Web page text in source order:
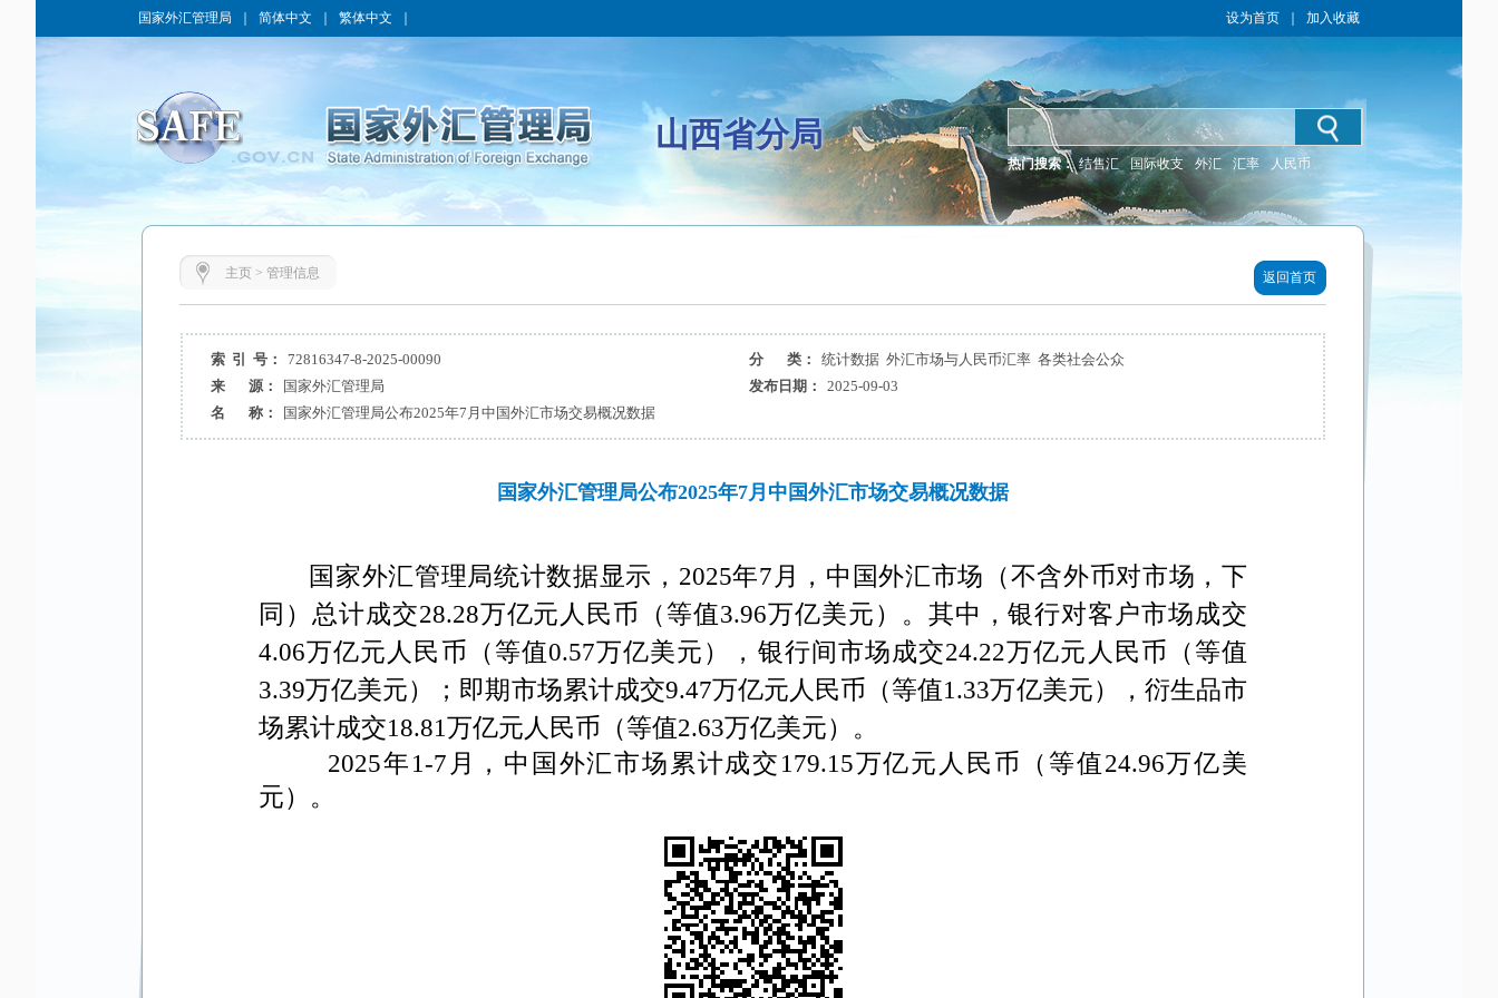
国家外汇管理局 简体中文 繁体中文 设为首页 加入收藏
山西省分局
热门搜索： 结售汇 国际收支 外汇 汇率 人民币
主页> 管理信息 返回首页
索 引 号： 72816347-8-2025-00090 分 类：
统计数据 外汇市场与人民币汇率 各类社会公众
来 源：
国家外汇管理局 发布日期：
2025-09-03
名 称：
国家外汇管理局公布2025年7月中国外汇市场交易概况数据
国家外汇管理局公布2025年7月中国外汇市场交易概况数据
国家外汇管理局统计数据显示， 2025年7 月，中国外汇市场（不含外币对市场，下
同）总计成交28.28万亿元人民币（等值3.96万亿美元）。其中，银行对客户市场成交
4.06万亿元人民币（等值0.57万亿美元），银行间市场成交24.22万亿元人民币（等值
3.39万亿美元）；即期市场累计成交9.47万亿元人民币（等值1.33万亿美元），衍生品市
场累计成交18.81万亿元人民币（等值2.63万亿美元）。
2025年 1-7 月，中国外汇市场累计成交 179.15万亿元人民币（等值24.96万亿美
元）。